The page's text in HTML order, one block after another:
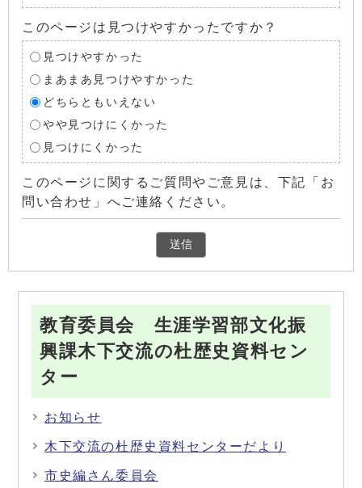
このページは見つけやすかったですか？
見つけやすかった
まあまあ見つけやすかった
どちらともいえない
やや見つけにくかった
見つけにくかった
このページに関するご質問やご意見は、下記「お
問い合わせ」へご連絡ください。
教育委員会 生涯学習部文化振
興課木下交流の杜歴史資料セン
ター
お知らせ
木下交流の杜歴史資料センターだより
市史編さん委員会